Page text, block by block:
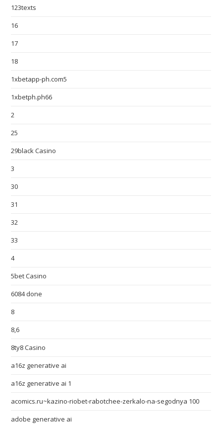
123texts
16
17
18
1xbetapp-ph.com5
1xbetph.ph66
2
25
29black Casino
3
30
31
32
33
4
5bet Casino
6084 done
8
8,6
8ty8 Casino
a16z generative ai
a16z generative ai 1
acomics.ru~kazino-riobet-rabotchee-zerkalo-na-segodnya 100
adobe generative ai